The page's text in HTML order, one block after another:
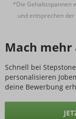
*Die Gehaltsspannen
und entsprechen
Mach mehr
Schnell bei
personalisieren
deine Bewerbung